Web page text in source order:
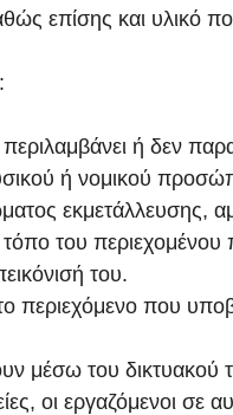
επίσης και υλικό
ή δεν
ή νομικού
εκμετάλλευσης,
του περιεχομένου
του.
περιεχόμενο που
μέσω του
οι εργαζόμενοι